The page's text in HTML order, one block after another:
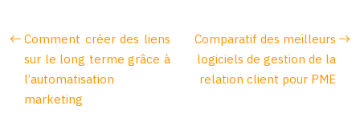
Comment créer des liens
sur le long terme grâce à
l’automatisation
marketing
Comparatif des meilleurs
logiciels de gestion de la
relation client pour PME